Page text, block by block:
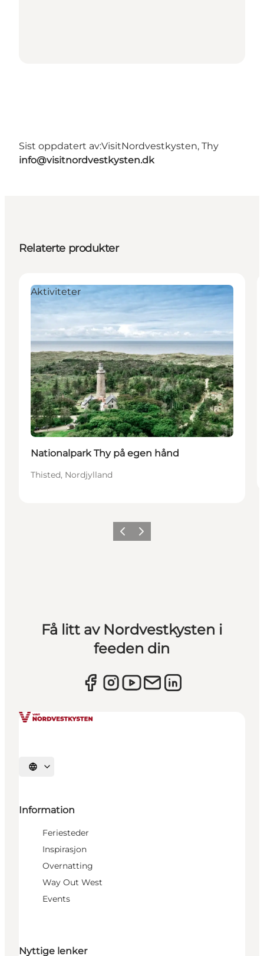
Sist oppdatert av:VisitNordvestkysten, Thy
info@visitnordvestkysten.dk
Relaterte produkter
Aktiviteter
Nationalpark Thy på egen hånd
Thisted, Nordjylland
ForrigeNeste
Få litt av Nordvestkysten i
feeden din
Velg språk
Information
Feriesteder
Inspirasjon
Overnatting
Way Out West
Events
Nyttige lenker